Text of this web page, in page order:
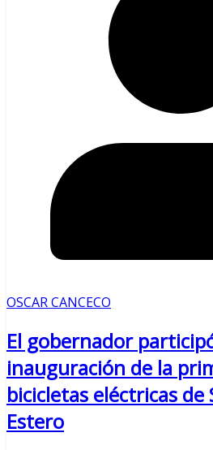
OSCAR CANCECO
El gobernador
inauguración de la
bicicletas eléctricas de
Estero